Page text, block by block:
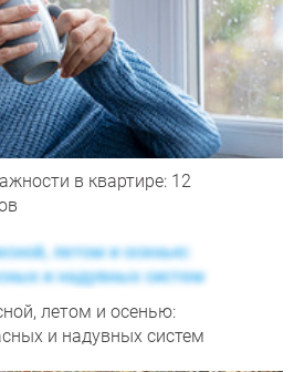
в квартире: 12
летом и осенью:
и надувных систем